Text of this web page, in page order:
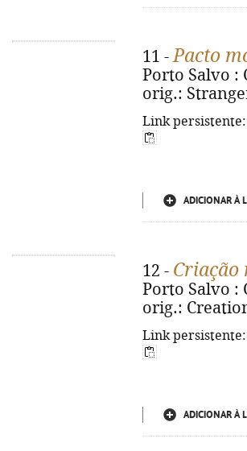
11 -Pacto
Porto Salvo :
orig.:
Link
ADICIONAR À
12 - Criação
Porto Salvo :
orig.:
Link
ADICIONAR À